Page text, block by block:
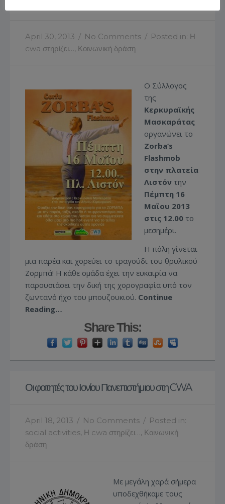
April 30, 2013 / No Comments / Posted in: Η
cwa στηρίζει…, Κοινωνική δράση
Ο Σύλλογος
της
Κερκυραϊκής
Μασκαράτας
οργανώνει το
Zorba’s
Flashmob
στην πλατεία
Λιστόν την
Πέμπτη 16
Μαΐου 2013
στις 12.00 το
μεσημέρι.
Η πόλη γίνεται
μια παρέα και χορεύει το τραγούδι του θρυλικού
Ζορμπά! Η κάθε ομάδα έχει την ευκαιρία να
παρουσιάσει την δική της χορογραφία υπό τον
ζωντανό ήχο του μπουζουκιού. Continue
Reading…
Share This:
Οι φοιτητές του Ιονίου Πανεπιστήμιου στη CWA
April 18, 2013 / No Comments / Posted in:
social activities, Η cwa στηρίζει…, Κοινωνική
δράση
Με μεγάλη χαρά σήμερα
υποδεχθήκαμε τους